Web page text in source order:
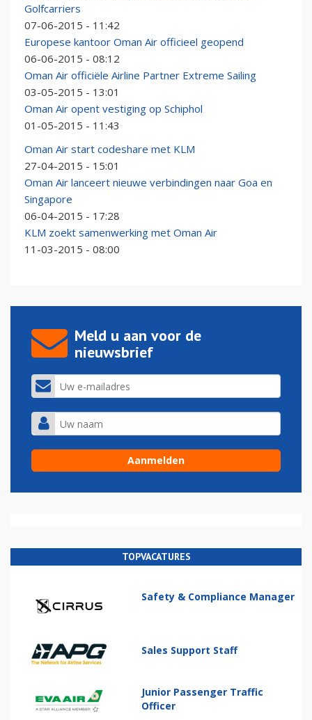
Golfcarriers
07-06-2015 - 11:42
Europese kantoor Oman Air officieel geopend
06-06-2015 - 08:12
Oman Air officiële Airline Partner Extreme Sailing
03-05-2015 - 13:01
Oman Air opent vestiging op Schiphol
01-05-2015 - 11:43
Oman Air start codeshare met KLM
27-04-2015 - 15:01
Oman Air lanceert nieuwe verbindingen naar Goa en
Singapore
06-04-2015 - 17:28
KLM zoekt samenwerking met Oman Air
11-03-2015 - 08:00
Meld u aan voor de
nieuwsbrief
TOPVACATURES
Safety & Compliance Manager
Sales Support Staff
Junior Passenger Traffic
Officer